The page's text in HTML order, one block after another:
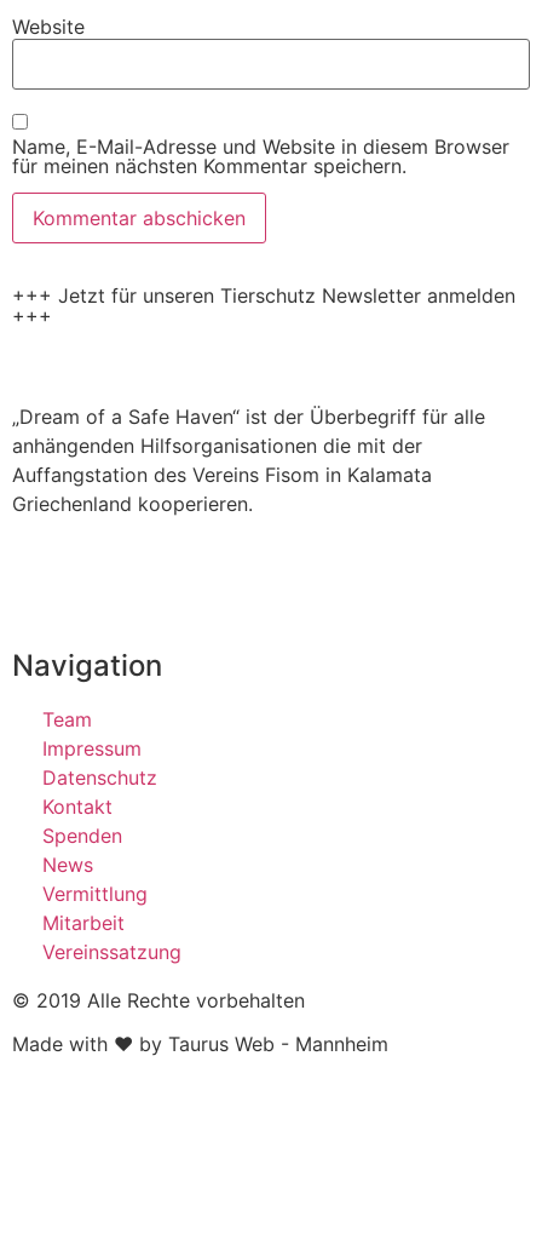
Website
Name, E-Mail-Adresse und Website in diesem Browser
für meinen nächsten Kommentar speichern.
+++ Jetzt für unseren Tierschutz Newsletter anmelden
+++
„Dream of a Safe Haven“ ist der Überbegriff für alle
anhängenden Hilfsorganisationen die mit der
Auffangstation des Vereins Fisom in Kalamata
Griechenland kooperieren.
Navigation
Team
Impressum
Datenschutz
Kontakt
Spenden
News
Vermittlung
Mitarbeit
Vereinssatzung
© 2019 Alle Rechte vorbehalten
Made with ❤ by Taurus Web - Mannheim